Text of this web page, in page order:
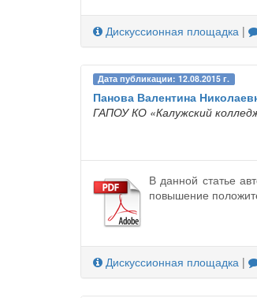
Дискуссионная площадка |
Дата публикации: 12.08.2015 г.
Панова Валентина
ГАПОУ КО «Калужский
В данной статье
повышение
Дискуссионная площадка |